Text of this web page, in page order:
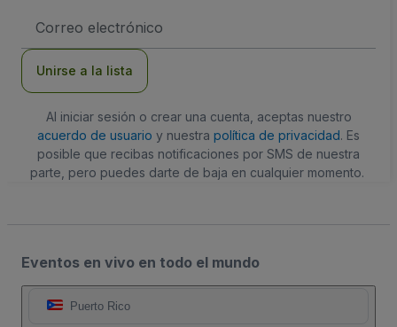
de
Unirse a la lista
Al iniciar sesión o crear una cuenta, aceptas nuestro
acuerdo de usuario y nuestra política de privacidad. Es
posible que recibas notificaciones por SMS de nuestra
parte, pero puedes darte de baja en cualquier momento.
Eventos en vivo en todo el mundo
Puerto Rico